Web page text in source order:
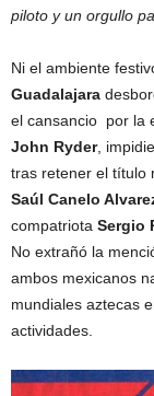
piloto y un orgullo
Ni el ambiente
Guadalajara
el cansancio por la
John Ryder,
tras retener el título
Saúl Canelo
compatriota Sergio
No extrañó la
ambos mexicanos
mundiales aztecas
actividades.